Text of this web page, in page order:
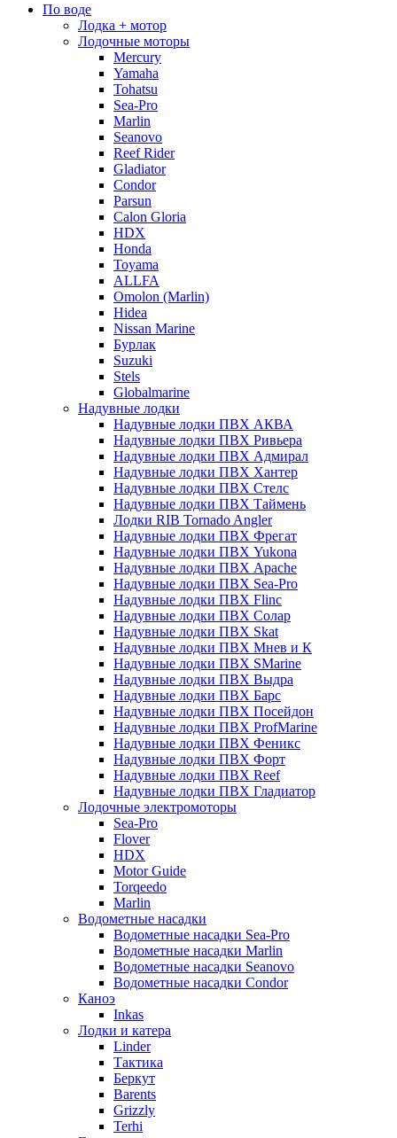
По воде
Лодка + мотор
Лодочные моторы
Mercury
Yamaha
Tohatsu
Sea-Pro
Marlin
Seanovo
Reef Rider
Gladiator
Condor
Parsun
Calon Gloria
HDX
Honda
Toyama
ALLFA
Omolon (Marlin)
Hidea
Nissan Marine
Бурлак
Suzuki
Stels
Globalmarine
Надувные лодки
Надувные лодки ПВХ АКВА
Надувные лодки ПВХ Ривьера
Надувные лодки ПВХ Адмирал
Надувные лодки ПВХ Хантер
Надувные лодки ПВХ Стелс
Надувные лодки ПВХ Таймень
Лодки RIB Tornado Angler
Надувные лодки ПВХ Фрегат
Надувные лодки ПВХ Yukona
Надувные лодки ПВХ Apache
Надувные лодки ПВХ Sea-Pro
Надувные лодки ПВХ Flinc
Надувные лодки ПВХ Солар
Надувные лодки ПВХ Skat
Надувные лодки ПВХ Мнев и К
Надувные лодки ПВХ SMarine
Надувные лодки ПВХ Выдра
Надувные лодки ПВХ Барс
Надувные лодки ПВХ Посейдон
Надувные лодки ПВХ ProfMarine
Надувные лодки ПВХ Феникс
Надувные лодки ПВХ Форт
Надувные лодки ПВХ Reef
Надувные лодки ПВХ Гладиатор
Лодочные электромоторы
Sea-Pro
Flover
HDX
Motor Guide
Torqeedo
Marlin
Водометные насадки
Водометные насадки Sea-Pro
Водометные насадки Marlin
Водометные насадки Seanovo
Водометные насадки Condor
Каноэ
Inkas
Лодки и катера
Linder
Тактика
Беркут
Barents
Grizzly
Terhi